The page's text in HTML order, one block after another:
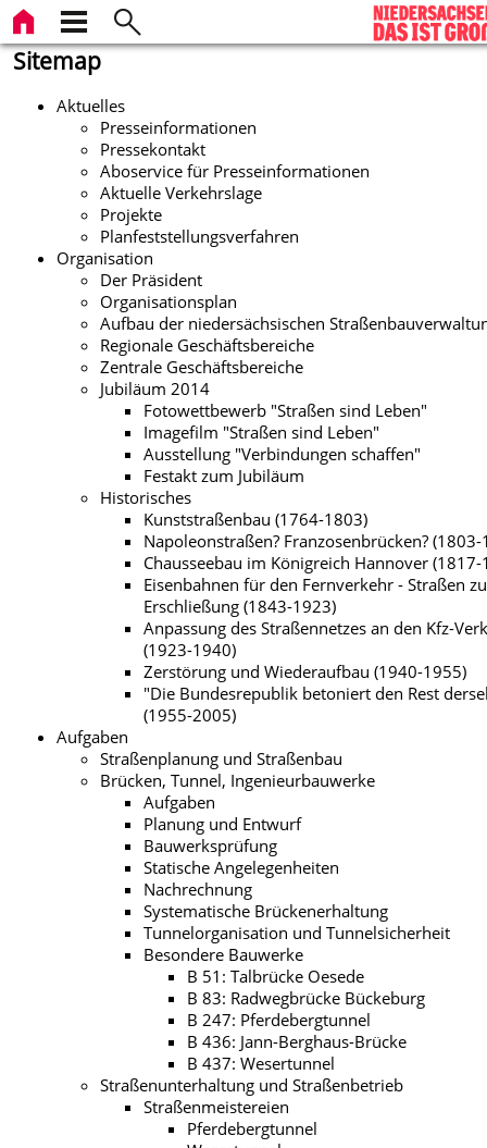
Sitemap
Aktuelles
Presseinformationen
Pressekontakt
Aboservice für Presseinformationen
Aktuelle Verkehrslage
Projekte
Planfeststellungsverfahren
Organisation
Der Präsident
Organisationsplan
Aufbau der niedersächsischen
Regionale Geschäftsbereiche
Zentrale Geschäftsbereiche
Jubiläum 2014
Fotowettbewerb "Straßen sind Leben"
Imagefilm "Straßen sind Leben"
Ausstellung "Verbindungen schaffen"
Festakt zum Jubiläum
Historisches
Kunststraßenbau (1764-1803)
Napoleonstraßen? Franzosenbrücken?
Chausseebau im Königreich Hannover
Eisenbahnen für den Fernverkehr - Straßen
Erschließung (1843-1923)
Anpassung des Straßennetzes an den Kfz-
(1923-1940)
Zerstörung und Wiederaufbau (1940-1955)
"Die Bundesrepublik betoniert den Rest
(1955-2005)
Aufgaben
Straßenplanung und Straßenbau
Brücken, Tunnel, Ingenieurbauwerke
Aufgaben
Planung und Entwurf
Bauwerksprüfung
Statische Angelegenheiten
Nachrechnung
Systematische Brückenerhaltung
Tunnelorganisation und Tunnelsicherheit
Besondere Bauwerke
B 51: Talbrücke Oesede
B 83: Radwegbrücke Bückeburg
B 247: Pferdebergtunnel
B 436: Jann-Berghaus-Brücke
B 437: Wesertunnel
Straßenunterhaltung und Straßenbetrieb
Straßenmeistereien
Pferdebergtunnel